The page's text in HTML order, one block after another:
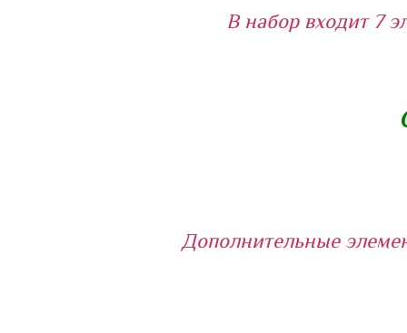
В набор входит 7
Дополнительные